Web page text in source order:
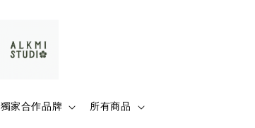
獨家合作品牌 所有商品